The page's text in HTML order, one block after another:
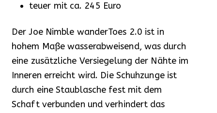
teuer mit ca. 245 Euro
Der Joe Nimble wanderToes 2.0 ist in
hohem Maße wasserabweisend, was durch
eine zusätzliche Versiegelung der Nähte im
Inneren erreicht wird. Die Schuhzunge ist
durch eine Staublasche fest mit dem
Schaft verbunden und verhindert das